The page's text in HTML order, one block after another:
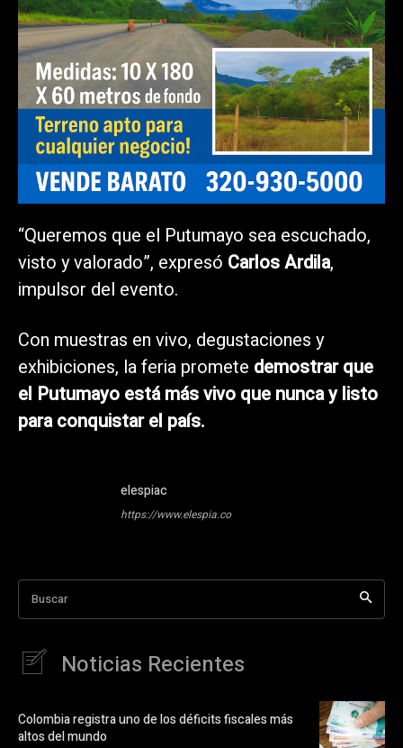
“Queremos que el Putumayo sea escuchado,
visto y valorado”, expresó Carlos Ardila,
impulsor del evento.
Con muestras en vivo, degustaciones y
exhibiciones, la feria promete demostrar que
el Putumayo está más vivo que nunca y listo
para conquistar el país.
elespiac
https://www.elespia.co
Buscar
Noticias Recientes
Colombia registra uno de los déficits fiscales más
altos del mundo